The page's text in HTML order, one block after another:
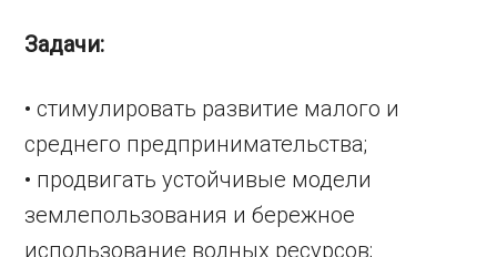
Задачи:
• стимулировать развитие малого и
среднего предпринимательства;
• продвигать устойчивые модели
землепользования и бережное
использование водных ресурсов;